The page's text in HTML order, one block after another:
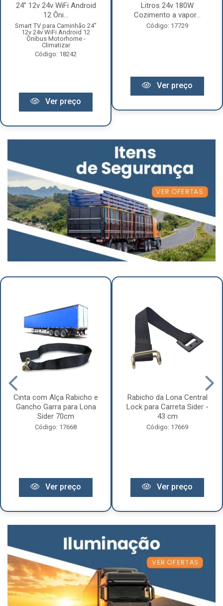
24” 12v 24v WiFi Android
12 Ôni...
Smart TV para Caminhão 24"
12v 24v WiFi Android 12
Ônibus Motorhome -
Climatizar
Código: 18242
Ver preço
Litros 24v 180W
Cozimento a vapor...
Código: 17729
Ver preço
Cinta com Alça Rabicho e
Gancho Garra para Lona
Sider 70cm
Código: 17668
Ver preço
Rabicho da Lona Central
Lock para Carreta Sider -
43 cm
Código: 17669
Ver preço